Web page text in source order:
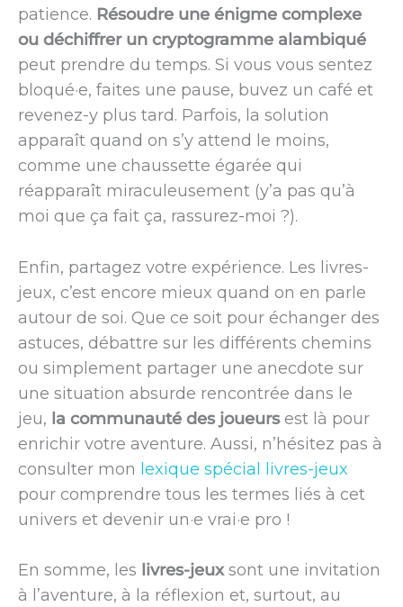
patience. Résoudre une énigme complexe
ou déchiffrer un cryptogramme alambiqué
peut prendre du temps. Si vous vous sentez
bloqué·e, faites une pause, buvez un café et
revenez-y plus tard. Parfois, la solution
apparaît quand on s’y attend le moins,
comme une chaussette égarée qui
réapparaît miraculeusement (y’a pas qu’à
moi que ça fait ça, rassurez-moi ?).
Enfin, partagez votre expérience. Les livres-
jeux, c’est encore mieux quand on en parle
autour de soi. Que ce soit pour échanger des
astuces, débattre sur les différents chemins
ou simplement partager une anecdote sur
une situation absurde rencontrée dans le
jeu, la communauté des joueursest là pour
enrichir votre aventure. Aussi, n’hésitez pas à
consulter mon lexique spécial livres-jeux
pour comprendre tous les termes liés à cet
univers et devenir un·e vrai·e pro !
En somme, les livres-jeuxsont une invitation
à l’aventure, à la réflexion et, surtout, au